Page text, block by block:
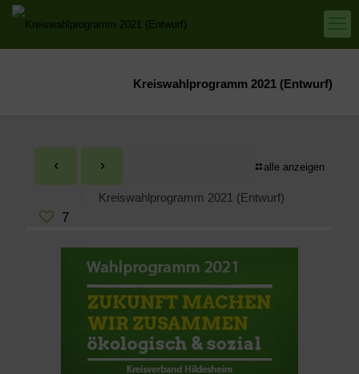
Kreiswahlprogramm 2021 (Entwurf)
alle anzeigen
7
Kreiswahlprogramm 2021 (Entwurf)